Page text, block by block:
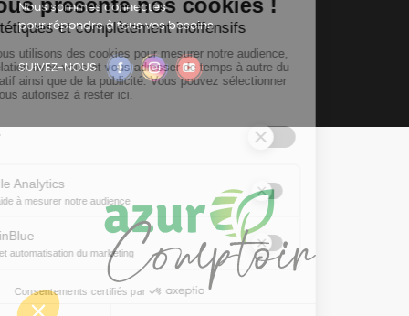
Nous sommes connectés
pour répondre à tous vos besoins
SUIVEZ-NOUS